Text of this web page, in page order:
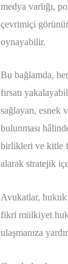
medya varlığı,
çevrimiçi
oynayabilir.
Bu bağlamda,
fırsatı
sağlayan, esnek
bulunması
birlikleri ve kitle
alarak stratejik
Avukatlar, hukuk
fikri mülkiyet
ulaşmanıza